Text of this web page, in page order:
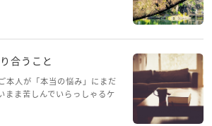
気を出して初めてブログを投
し自分のことを書いてみま
合うこと
本人が「本当の悩み」にまだ
まま苦しんでいらっしゃるケ
のは、心の深いところ（深
ったく違う角度から解決の